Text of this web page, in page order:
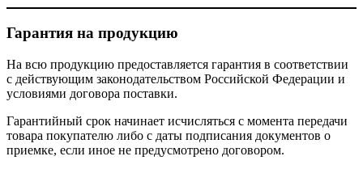
Гарантия на продукцию
На всю продукцию предоставляется гарантия в соответствии
с действующим законодательством Российской Федерации и
условиями договора поставки.
Гарантийный срок начинает исчисляться с момента передачи
товара покупателю либо с даты подписания документов о
приемке, если иное не предусмотрено договором.